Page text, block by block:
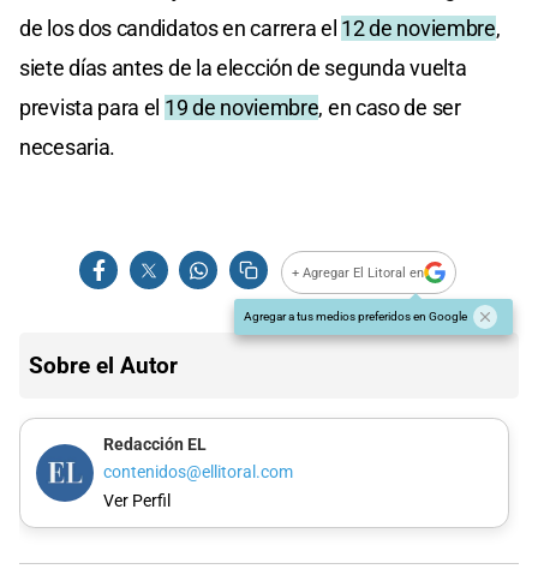
de los dos candidatos en carrera el 12 de noviembre,
siete días antes de la elección de segunda vuelta
prevista para el 19 de noviembre, en caso de ser
necesaria.
+ Agregar El Litoral en
Agregar a tus medios preferidos en Google
Sobre el Autor
Redacción EL
contenidos@ellitoral.com
Ver Perfil